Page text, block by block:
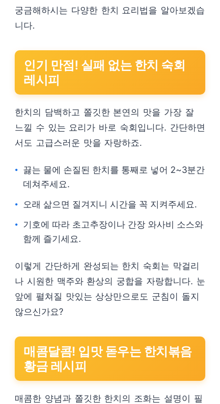
궁금해하시는 다양한 한치 요리법을 알아보겠습
니다.
인기 만점! 실패 없는 한치 숙회
레시피
한치의 담백하고 쫄깃한 본연의 맛을 가장 잘
느낄 수 있는 요리가 바로 숙회입니다. 간단하면
서도 고급스러운 맛을 자랑하죠.
끓는 물에 손질된 한치를 통째로 넣어 2~3분간
데쳐주세요.
오래 삶으면 질겨지니 시간을 꼭 지켜주세요.
기호에 따라 초고추장이나 간장 와사비 소스와
함께 즐기세요.
이렇게 간단하게 완성되는 한치 숙회는 막걸리
나 시원한 맥주와 환상의 궁합을 자랑합니다. 눈
앞에 펼쳐질 맛있는 상상만으로도 군침이 돌지
않으신가요?
매콤달콤! 입맛 돋우는 한치볶음
황금 레시피
매콤한 양념과 쫄깃한 한치의 조화는 설명이 필